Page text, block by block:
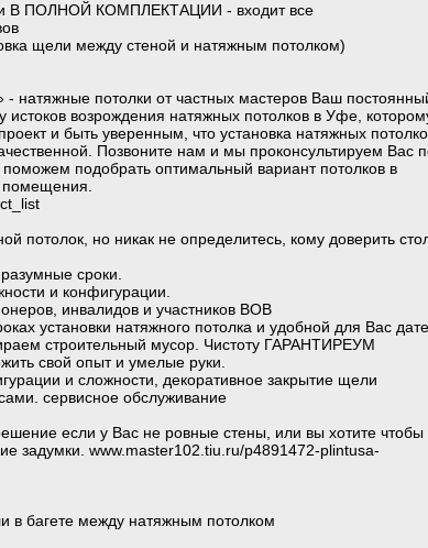
В ПОЛНОЙ КОМПЛЕКТАЦИИ - входит все
щели между стеной и натяжным потолком)
натяжные потолки от частных мастеров Ваш
возрождения натяжных потолков в Уфе,
и быть уверенным, что установка натяжных
Позвоните нам и мы проконсультируем Вас
подобрать оптимальный вариант потолков в
помещения.
потолок, но никак не определитесь, кому доверить
сроки.
и конфигурации.
инвалидов и участников ВОВ
установки натяжного потолка и удобной для Вас дате.
строительный мусор. Чистоту ГАРАНТИРЕУМ
свой опыт и умелые руки.
и сложности, декоративное закрытие щели
сервисное обслуживание
если у Вас не ровные стены, или вы хотите чтобы
задумки. www.master102.tiu.ru/p4891472-plintusa-
в багете между натяжным потолком